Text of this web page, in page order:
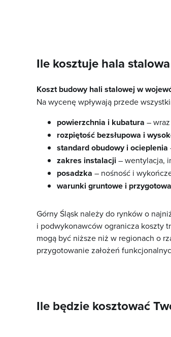
Ile kosztuje hala
Koszt budowy hali stalowej w
Na wycenę wpływają przede
powierzchnia i kubatura –
rozpiętość bezsłupowa i
standard obudowy i ocieplenia
zakres instalacji – wentylacja,
posadzka – nośność i
warunki gruntowe i
Górny Śląsk należy do rynków o
i podwykonawców ogranicza koszty
mogą być niższe niż w regionach o
przygotowanie założeń
Ile będzie kosztować